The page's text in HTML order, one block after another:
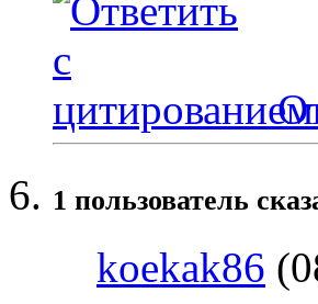
1 пользователь
koekak86